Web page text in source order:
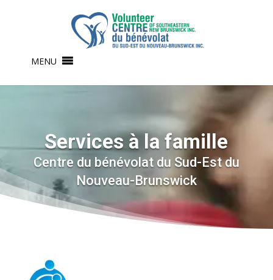
MENU
Services à la famille
Centre du bénévolat du Sud-Est du
Nouveau-Brunswick